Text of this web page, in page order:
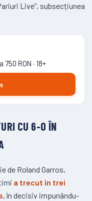
Live”, subsecțiunea
RON · 18+
CU 6-0 ÎN
de Roland Garros,
a trecut în trei
, în decisiv impunându-